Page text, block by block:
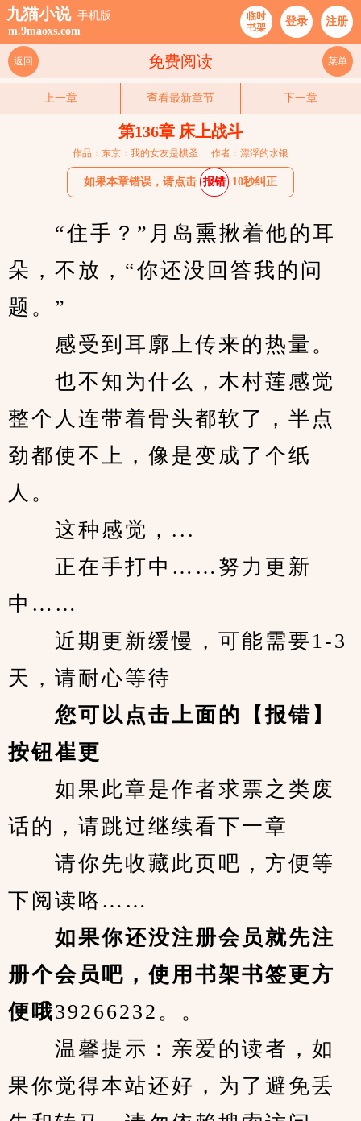
九猫小说 手机版
m.9maoxs.com
临时
书架
登录 注册
免费阅读
返回 菜单
上一章 查看最新章节 下一章
第136章 床上战斗
作品：东京：我的女友是棋圣 作者：漂浮的水银
如果本章错误，请点击 报错 10秒纠正
“住手？”月岛熏揪着他的耳
朵，不放，“你还没回答我的问
题。”
感受到耳廓上传来的热量。
也不知为什么，木村莲感觉
整个人连带着骨头都软了，半点
劲都使不上，像是变成了个纸
人。
这种感觉，...
正在手打中……努力更新
中……
近期更新缓慢，可能需要1-3
天，请耐心等待
您可以点击上面的【报错】
按钮崔更
如果此章是作者求票之类废
话的，请跳过继续看下一章
请你先收藏此页吧，方便等
下阅读咯……
如果你还没注册会员就先注
册个会员吧，使用书架书签更方
便哦39266232。。
温馨提示：亲爱的读者，如
果你觉得本站还好，为了避免丢